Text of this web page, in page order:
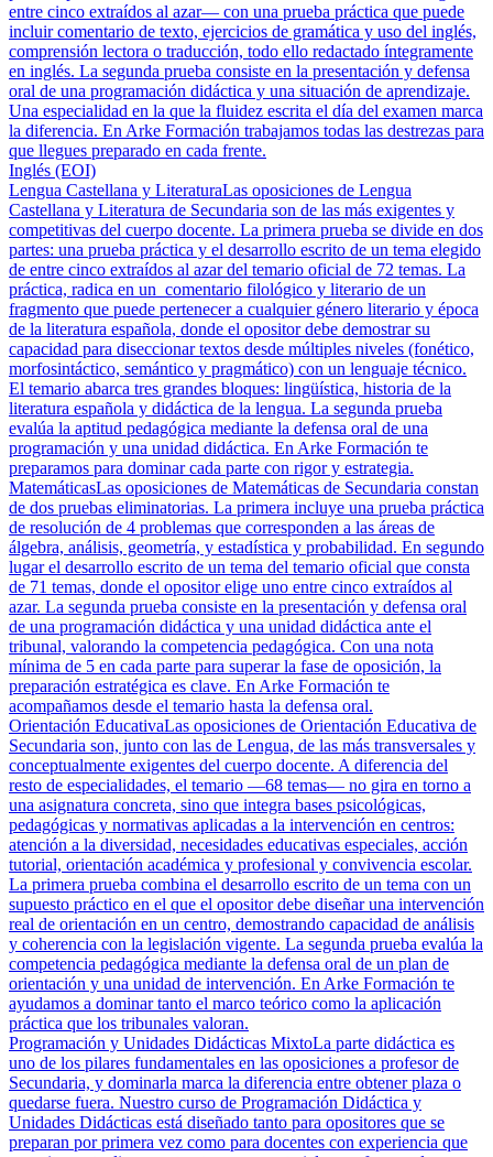
entre cinco extraídos al azar— con una prueba práctica que puede
incluir comentario de texto, ejercicios de gramática y uso del inglés,
comprensión lectora o traducción, todo ello redactado íntegramente
en inglés. La segunda prueba consiste en la presentación y defensa
oral de una programación didáctica y una situación de aprendizaje.
Una especialidad en la que la fluidez escrita el día del examen marca
la diferencia. En Arke Formación trabajamos todas las destrezas para
que llegues preparado en cada frente.
Inglés (EOI)
Lengua Castellana y LiteraturaLas oposiciones de Lengua
Castellana y Literatura de Secundaria son de las más exigentes y
competitivas del cuerpo docente. La primera prueba se divide en dos
partes: una prueba práctica y el desarrollo escrito de un tema elegido
de entre cinco extraídos al azar del temario oficial de 72 temas. La
práctica, radica en un comentario filológico y literario de un
fragmento que puede pertenecer a cualquier género literario y época
de la literatura española, donde el opositor debe demostrar su
capacidad para diseccionar textos desde múltiples niveles (fonético,
morfosintáctico, semántico y pragmático) con un lenguaje técnico.
El temario abarca tres grandes bloques: lingüística, historia de la
literatura española y didáctica de la lengua. La segunda prueba
evalúa la aptitud pedagógica mediante la defensa oral de una
programación y una unidad didáctica. En Arke Formación te
preparamos para dominar cada parte con rigor y estrategia.
MatemáticasLas oposiciones de Matemáticas de Secundaria constan
de dos pruebas eliminatorias. La primera incluye una prueba práctica
de resolución de 4 problemas que corresponden a las áreas de
álgebra, análisis, geometría, y estadística y probabilidad. En segundo
lugar el desarrollo escrito de un tema del temario oficial que consta
de 71 temas, donde el opositor elige uno entre cinco extraídos al
azar. La segunda prueba consiste en la presentación y defensa oral
de una programación didáctica y una unidad didáctica ante el
tribunal, valorando la competencia pedagógica. Con una nota
mínima de 5 en cada parte para superar la fase de oposición, la
preparación estratégica es clave. En Arke Formación te
acompañamos desde el temario hasta la defensa oral.
Orientación EducativaLas oposiciones de Orientación Educativa de
Secundaria son, junto con las de Lengua, de las más transversales y
conceptualmente exigentes del cuerpo docente. A diferencia del
resto de especialidades, el temario —68 temas— no gira en torno a
una asignatura concreta, sino que integra bases psicológicas,
pedagógicas y normativas aplicadas a la intervención en centros:
atención a la diversidad, necesidades educativas especiales, acción
tutorial, orientación académica y profesional y convivencia escolar.
La primera prueba combina el desarrollo escrito de un tema con un
supuesto práctico en el que el opositor debe diseñar una intervención
real de orientación en un centro, demostrando capacidad de análisis
y coherencia con la legislación vigente. La segunda prueba evalúa la
competencia pedagógica mediante la defensa oral de un plan de
orientación y una unidad de intervención. En Arke Formación te
ayudamos a dominar tanto el marco teórico como la aplicación
práctica que los tribunales valoran.
Programación y Unidades Didácticas MixtoLa parte didáctica es
uno de los pilares fundamentales en las oposiciones a profesor de
Secundaria, y dominarla marca la diferencia entre obtener plaza o
quedarse fuera. Nuestro curso de Programación Didáctica y
Unidades Didácticas está diseñado tanto para opositores que se
preparan por primera vez como para docentes con experiencia que